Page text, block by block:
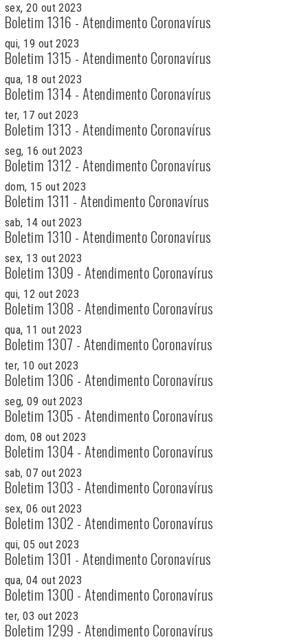
sex, 20 out 2023
Boletim 1316 - Atendimento Coronavírus
qui, 19 out 2023
Boletim 1315 - Atendimento Coronavírus
qua, 18 out 2023
Boletim 1314 - Atendimento Coronavírus
ter, 17 out 2023
Boletim 1313 - Atendimento Coronavírus
seg, 16 out 2023
Boletim 1312 - Atendimento Coronavírus
dom, 15 out 2023
Boletim 1311 - Atendimento Coronavírus
sab, 14 out 2023
Boletim 1310 - Atendimento Coronavírus
sex, 13 out 2023
Boletim 1309 - Atendimento Coronavírus
qui, 12 out 2023
Boletim 1308 - Atendimento Coronavírus
qua, 11 out 2023
Boletim 1307 - Atendimento Coronavírus
ter, 10 out 2023
Boletim 1306 - Atendimento Coronavírus
seg, 09 out 2023
Boletim 1305 - Atendimento Coronavírus
dom, 08 out 2023
Boletim 1304 - Atendimento Coronavírus
sab, 07 out 2023
Boletim 1303 - Atendimento Coronavírus
sex, 06 out 2023
Boletim 1302 - Atendimento Coronavírus
qui, 05 out 2023
Boletim 1301 - Atendimento Coronavírus
qua, 04 out 2023
Boletim 1300 - Atendimento Coronavírus
ter, 03 out 2023
Boletim 1299 - Atendimento Coronavírus